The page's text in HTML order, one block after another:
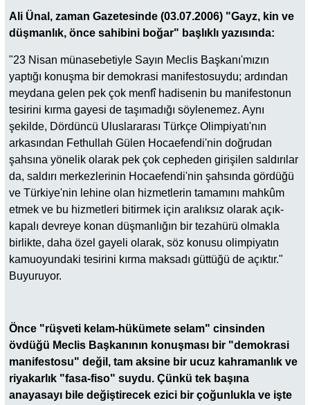
Ali Ünal, zaman Gazetesinde (03.07.2006) "Gayz, kin ve
düşmanlık, önce sahibini boğar" başlıklı yazısında:
"23 Nisan münasebetiyle Sayın Meclis Başkanı'mızın
yaptığı konuşma bir demokrasi manifestosuydu; ardından
meydana gelen pek çok menfî hadisenin bu manifestonun
tesirini kırma gayesi de taşımadığı söylenemez. Aynı
şekilde, Dördüncü Uluslararası Türkçe Olimpiyatı'nın
arkasından Fethullah Gülen Hocaefendi'nin doğrudan
şahsına yönelik olarak pek çok cepheden girişilen saldırılar
da, saldırı merkezlerinin Hocaefendi'nin şahsında gördüğü
ve Türkiye'nin lehine olan hizmetlerin tamamını mahkûm
etmek ve bu hizmetleri bitirmek için aralıksız olarak açık-
kapalı devreye konan düşmanlığın bir tezahürü olmakla
birlikte, daha özel gayeli olarak, söz konusu olimpiyatın
kamuoyundaki tesirini kırma maksadı güttüğü de açıktır."
Buyuruyor.
Önce "rüşveti kelam-hükümete selam" cinsinden
övdüğü Meclis Başkanının konuşması bir "demokrasi
manifestosu" değil, tam aksine bir ucuz kahramanlık ve
riyakarlık "fasa-fiso" suydu. Çünkü tek başına
anayasayı bile değiştirecek ezici bir çoğunlukla ve işte